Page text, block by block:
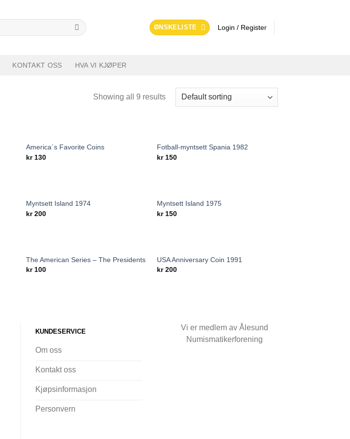
ØNSKELISTE Login / Register
KONTAKT OSS HVA VI KJØPER
Showing all 9 results
America´s Favorite Coins
kr130
Fotball-myntsett Spania 1982
kr150
Myntsett Island 1974
kr200
Myntsett Island 1975
kr150
Add to
The American Series – The Presidents
kr100
USA Anniversary Coin 1991
kr200
KUNDESERVICE
Om oss
Kontakt oss
Kjøpsinformasjon
Personvern
Vi er medlem av Ålesund
Numismatikerforening